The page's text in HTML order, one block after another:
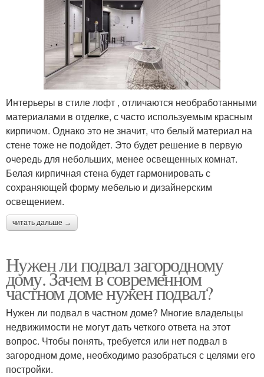
Интерьеры в стиле лофт , отличаются необработанными
материалами в отделке, с часто используемым красным
кирпичом. Однако это не значит, что белый материал на
стене тоже не подойдет. Это будет решение в первую
очередь для небольших, менее освещенных комнат.
Белая кирпичная стена будет гармонировать с
сохраняющей форму мебелью и дизайнерским
освещением.
читать дальше →
Нужен ли подвал загородному
дому. Зачем в современном
частном доме нужен подвал?
Нужен ли подвал в частном доме? Многие владельцы
недвижимости не могут дать четкого ответа на этот
вопрос. Чтобы понять, требуется или нет подвал в
загородном доме, необходимо разобраться с целями его
постройки.